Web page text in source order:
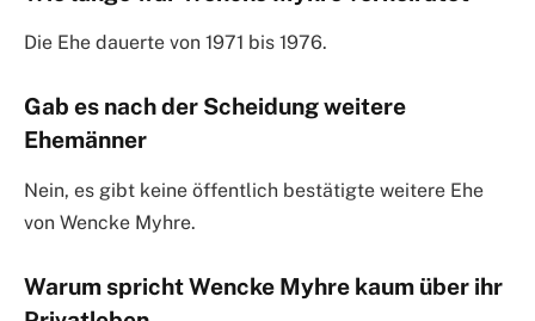
Die Ehe dauerte von 1971 bis 1976.
Gab es nach der Scheidung weitere
Ehemänner
Nein, es gibt keine öffentlich bestätigte weitere Ehe
von Wencke Myhre.
Warum spricht Wencke Myhre kaum über ihr